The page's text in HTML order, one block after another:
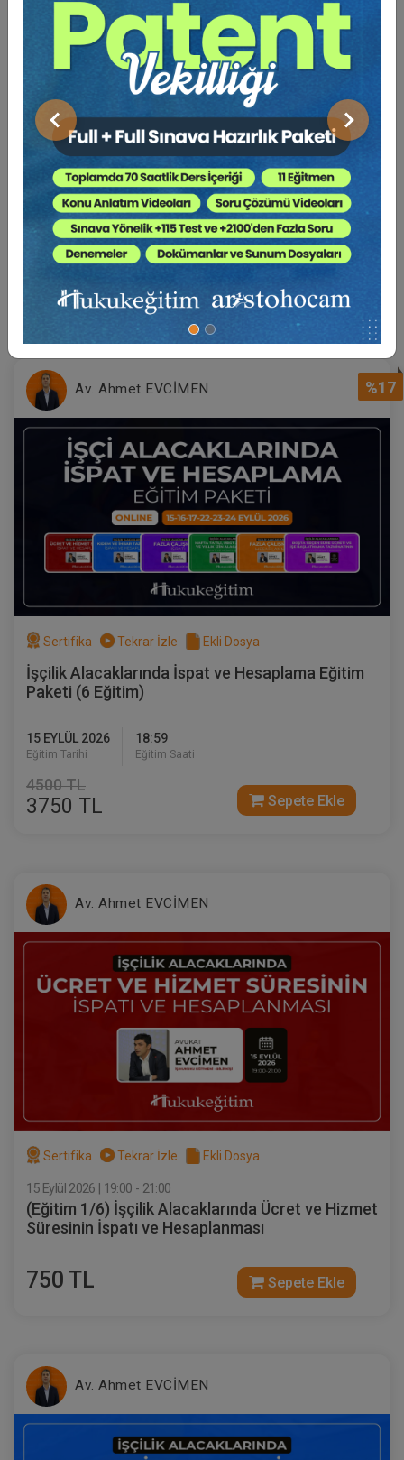
Önceki Sonraki
2160
TL
Tüketici Hukuku Enstitüsü
Miras Hukuku - 2 - IV. Medeni Hukuk
360 TL
Tüketici Hukuku Enstitüsü
Çocuk Hukuku - IV. Medeni Hukuk
Kongresi - V. Oturum
360 TL
Taşınmaz Hukuku - IV. Medeni Hukuk
Kongresi - VII. Oturum
360 TL Sepete Ekle
360 TL
BENZER EĞITIMLER
Süper Abone Ol: Sadece 1290 TL / Aylık
%17
Av. Ahmet EVCİMEN
Sertifika Tekrar İzle Ekli Dosya
İşçilik Alacaklarında İspat ve Hesaplama Eğitim
Paketi (6 Eğitim)
15 EYLÜL 2026
Eğitim Tarihi
18:59
Eğitim Saati
4500 TL
3750 TL Sepete Ekle
Av. Ahmet EVCİMEN
Sertifika Tekrar İzle Ekli Dosya
15 Eylül 2026 | 19:00 - 21:00
(Eğitim 1/6) İşçilik Alacaklarında Ücret ve Hizmet
Süresinin İspatı ve Hesaplanması
750 TL Sepete Ekle
Av. Ahmet EVCİMEN